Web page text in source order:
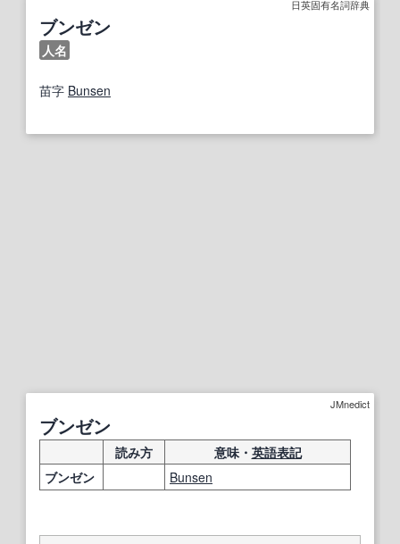
日英固有名詞辞典
ブンゼン
人名
苗字 Bunsen
JMnedict
ブンゼン
読み方 意味・ 英語表記
ブンゼン
Bunsen